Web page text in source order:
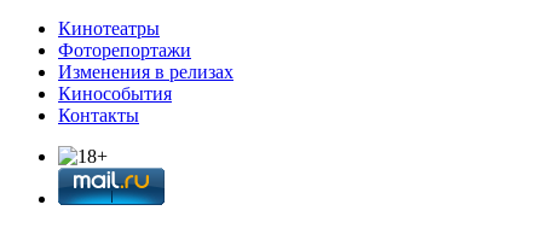
Кинотеатры
Фоторепортажи
Изменения в релизах
Кинособытия
Контакты